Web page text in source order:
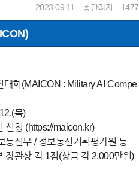
2023.09.11 총관리자 1477
대회(MAICON : Military AI Compe
목)
신청 (https://maicon.kr)
통신부 / 정보통신기획평가원 등
장관상 각 1점(상금 각 2,000만원)